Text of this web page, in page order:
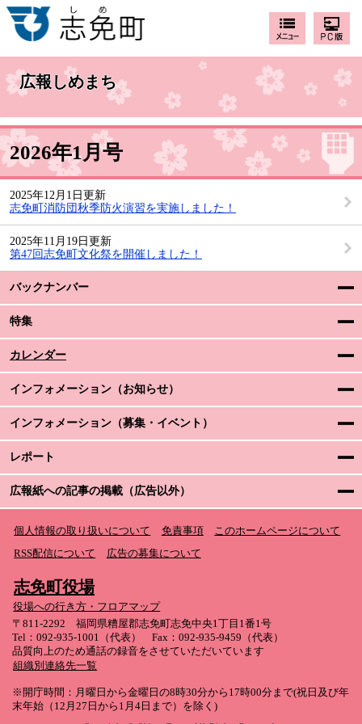
広報しめまち
バックナンバー
特集
カレンダー
インフォメーション（お知らせ）
インフォメーション（募集・イベント）
レポート
広報紙への記事の掲載（広告以外）
2026年1月号
2025年12月1日更新
志免町消防団秋季防火演習を実施しました！
2025年11月19日更新
第47回志免町文化祭を開催しました！
個人情報の取り扱いについて 免責事項
このホームページについて
RSS配信について
広告の募集について
志免町役場
役場への行き方・フロアマップ
〒811-2292 福岡県糟屋郡志免町志免中央1丁目1番1号
Tel：092-935-1001（代表） Fax：092-935-9459（代表）
品質向上のため通話の録音をさせていただいています
組織別連絡先一覧
※開庁時間：月曜日から金曜日の8時30分から17時00分まで(祝日及び年
末年始（12月27日から1月4日まで）を除く)